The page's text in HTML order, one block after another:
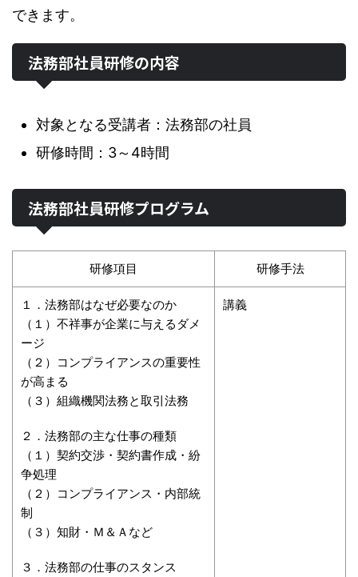
できます。
法務部社員研修の内容
対象となる受講者：法務部の社員
研修時間：3～4時間
法務部社員研修プログラム
研修項目 研修手法
１．法務部はなぜ必要なのか
（１）不祥事が企業に与えるダメ
ージ
（２）コンプライアンスの重要性
が高まる
（３）組織機関法務と取引法務
２．法務部の主な仕事の種類
（１）契約交渉・契約書作成・紛
争処理
（２）コンプライアンス・内部統
制
（３）知財・Ｍ＆Ａなど
３．法務部の仕事のスタンス
講義